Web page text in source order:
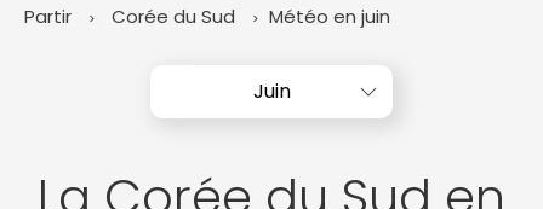
Partir Corée du Sud Météo en juin
Juin
Juillet
Août Septembre
Octobre